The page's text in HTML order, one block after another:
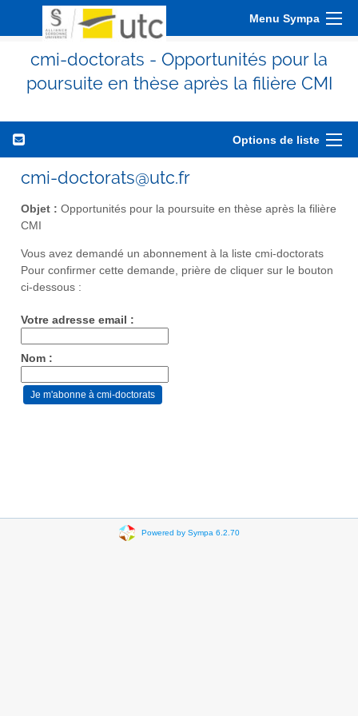
Menu Sympa
cmi-doctorats - Opportunités pour la
poursuite en thèse après la filière CMI
Options de liste
cmi-doctorats@utc.fr
Objet : Opportunités pour la poursuite en thèse après la filière
CMI
Vous avez demandé un abonnement à la liste cmi-doctorats
Pour confirmer cette demande, prière de cliquer sur le bouton
ci-dessous :
Votre adresse email :
Nom :
Powered by Sympa 6.2.70